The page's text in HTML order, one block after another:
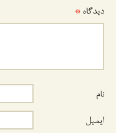
دیدگاه *
نام
ایمیل